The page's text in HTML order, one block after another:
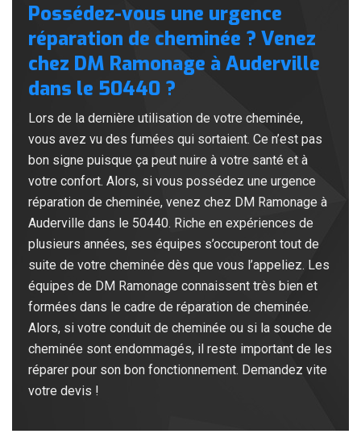
Possédez-vous une urgence
réparation de cheminée ? Venez
chez DM Ramonage à Auderville
dans le 50440 ?
Lors de la dernière utilisation de votre cheminée,
vous avez vu des fumées qui sortaient. Ce n’est pas
bon signe puisque ça peut nuire à votre santé et à
votre confort. Alors, si vous possédez une urgence
réparation de cheminée, venez chez DM Ramonage à
Auderville dans le 50440. Riche en expériences de
plusieurs années, ses équipes s’occuperont tout de
suite de votre cheminée dès que vous l’appeliez. Les
équipes de DM Ramonage connaissent très bien et
formées dans le cadre de réparation de cheminée.
Alors, si votre conduit de cheminée ou si la souche de
cheminée sont endommagés, il reste important de les
réparer pour son bon fonctionnement. Demandez vite
votre devis !